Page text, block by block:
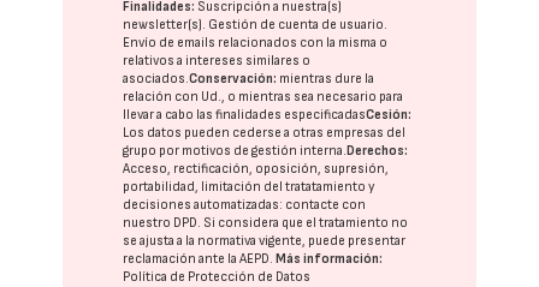
Finalidades: Suscripción a nuestra(s)
newsletter(s). Gestión de cuenta de usuario.
Envío de emails relacionados con la misma o
relativos a intereses similares o
asociados.Conservación: mientras dure la
relación con Ud., o mientras sea necesario para
llevar a cabo las finalidades especificadasCesión:
Los datos pueden cederse a otras empresas del
grupo por motivos de gestión interna. Derechos:
Acceso, rectificación, oposición, supresión,
portabilidad, limitación del tratatamiento y
decisiones automatizadas: contacte con
nuestro DPD. Si considera que el tratamiento no
se ajusta a la normativa vigente, puede presentar
reclamación ante laAEPD. Más información:
Política de Protección de Datos